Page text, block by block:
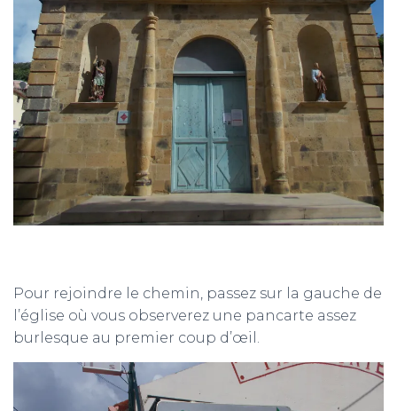
Pour rejoindre le chemin, passez sur la gauche de
l’église où vous observerez une pancarte assez
burlesque au premier coup d’œil.